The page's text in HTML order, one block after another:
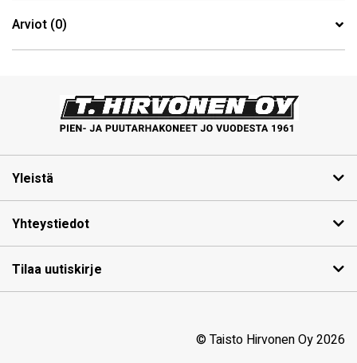
Arviot (0)
Yleistä
Yhteystiedot
Tilaa uutiskirje
© Taisto Hirvonen Oy 2026